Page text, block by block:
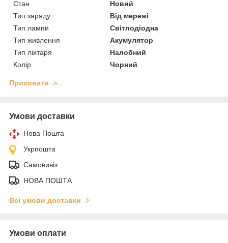
Стан
Новий
Тип заряду
Від мережі
Тип лампи
Світлодіодна
Тип живлення
Акумулятор
Тип ліхтаря
Налобний
Колір
Чорний
Приховати
Умови доставки
Нова Пошта
Укрпошта
Самовивіз
НОВА ПОШТА
Всі умови доставки
Умови оплати